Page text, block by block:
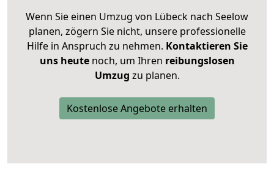
Wenn Sie einen Umzug von Lübeck nach Seelow
planen, zögern Sie nicht, unsere professionelle
Hilfe in Anspruch zu nehmen. Kontaktieren Sie
uns heutenoch, um Ihren reibungslosen
Umzug zu planen.
Kostenlose Angebote erhalten